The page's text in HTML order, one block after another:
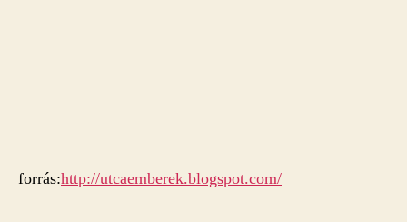
forrás:http://utcaemberek.blogspot.com/